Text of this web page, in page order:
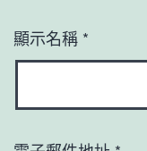
顯示名稱 *